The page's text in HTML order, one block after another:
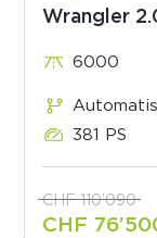
Wrangler
6000
381 PS
CHF 110’090
CHF